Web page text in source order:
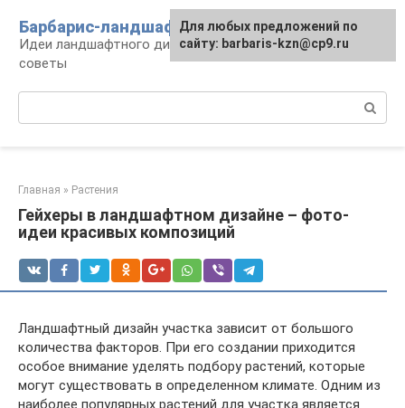
контенту
Барбарис-ландшафт
Идеи ландшафтного дизайна, правила и
советы
Главная » Растения
Гейхеры в ландшафтном дизайне – фото-
идеи красивых композиций
Ландшафтный дизайн участка зависит от большого
количества факторов. При его создании приходится
особое внимание уделять подбору растений, которые
могут существовать в определенном климате. Одним из
наиболее популярных растений для участка является
Для любых предложений по
сайту: barbaris-kzn@cp9.ru